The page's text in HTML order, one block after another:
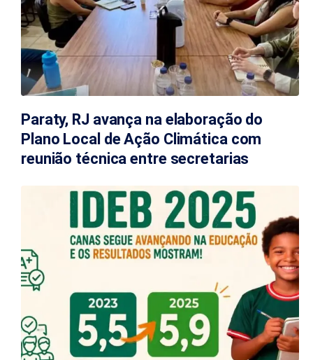
Paraty, RJ avança na elaboração do
Plano Local de Ação Climática com
reunião técnica entre secretarias